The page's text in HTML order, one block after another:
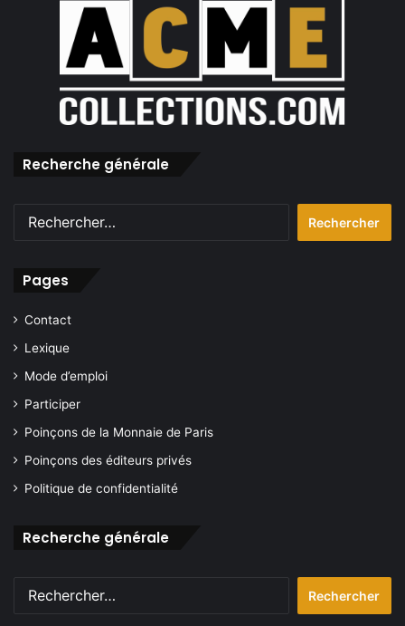
Recherche générale
Pages
Contact
Lexique
Mode d’emploi
Participer
Poinçons de la Monnaie de Paris
Poinçons des éditeurs privés
Politique de confidentialité
Recherche générale